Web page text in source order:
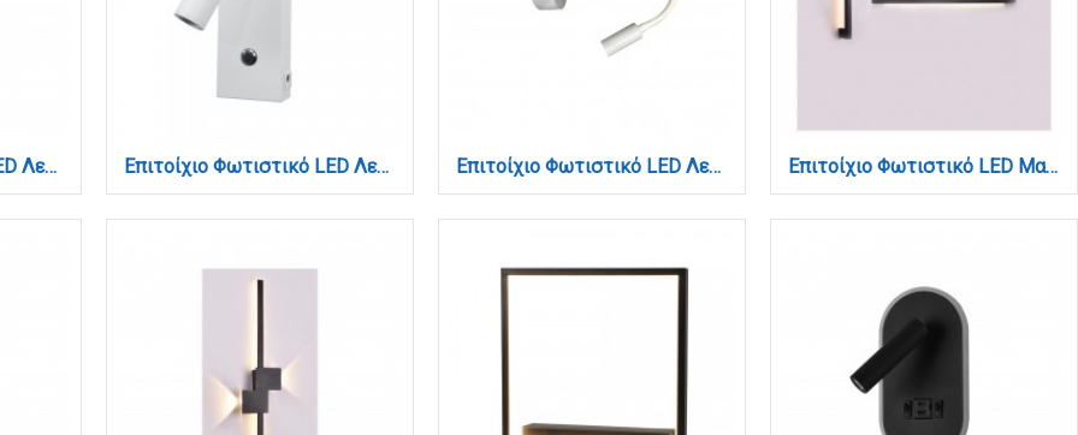
Επιτοίχιο Φωτιστικό LED Λευκό 3W + 9W – Spot & Backlight με USB & Type-C (43041-WH) Επιτοίχιο Φωτιστικό LED Λευκό 3W – Spot με USB & Type-C (43037-WH) Επιτοίχιο Φωτιστικό LED Λευκό Ματ 3W – Flex 38 cm (43040-WH) Επιτοίχιο Φωτιστικό LED Μαύρο 10W – Γραμμικό 60 cm (43042-BL)